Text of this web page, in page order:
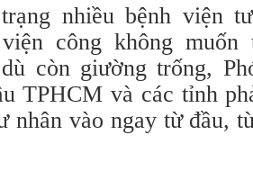
nhiều bệnh viện
công không muốn
còn giường trống,
TPHCM và các tỉnh
nhân vào ngay từ đầu,